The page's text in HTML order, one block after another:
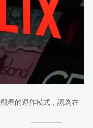
看的運作模式，認為在